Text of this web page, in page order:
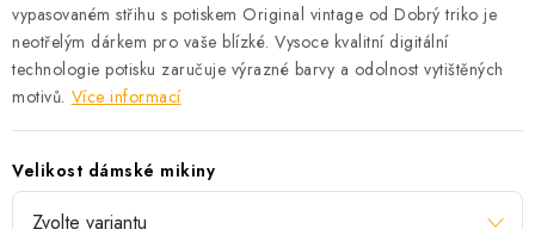
vypasovaném střihu s potiskem Original vintage od Dobrý triko je
neotřelým dárkem pro vaše blízké. Vysoce kvalitní digitální
technologie potisku zaručuje výrazné barvy a odolnost vytištěných
motivů. Více informací
Velikost dámské mikiny